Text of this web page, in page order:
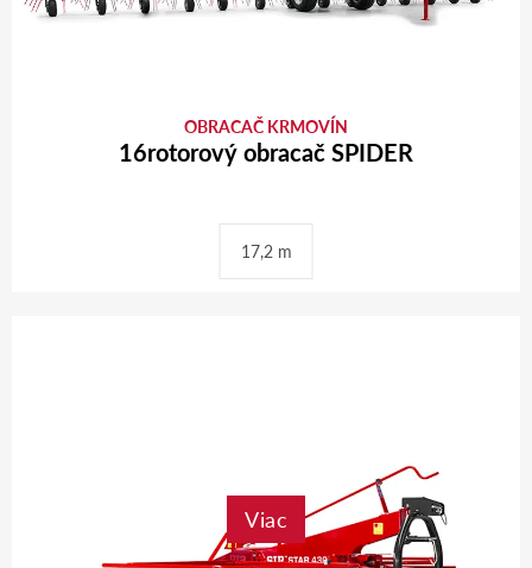
OBRACAČ KRMOVÍN
16rotorový obracač SPIDER
17,2 m
Viac